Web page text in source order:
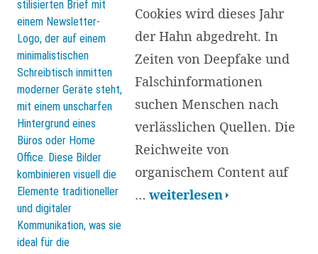
Cookies wird dieses Jahr
der Hahn abgedreht. In
Zeiten von Deepfake und
Falschinformationen
suchen Menschen nach
verlässlichen Quellen. Die
Reichweite von
organischem Content auf
… Schritte
weiterlesen